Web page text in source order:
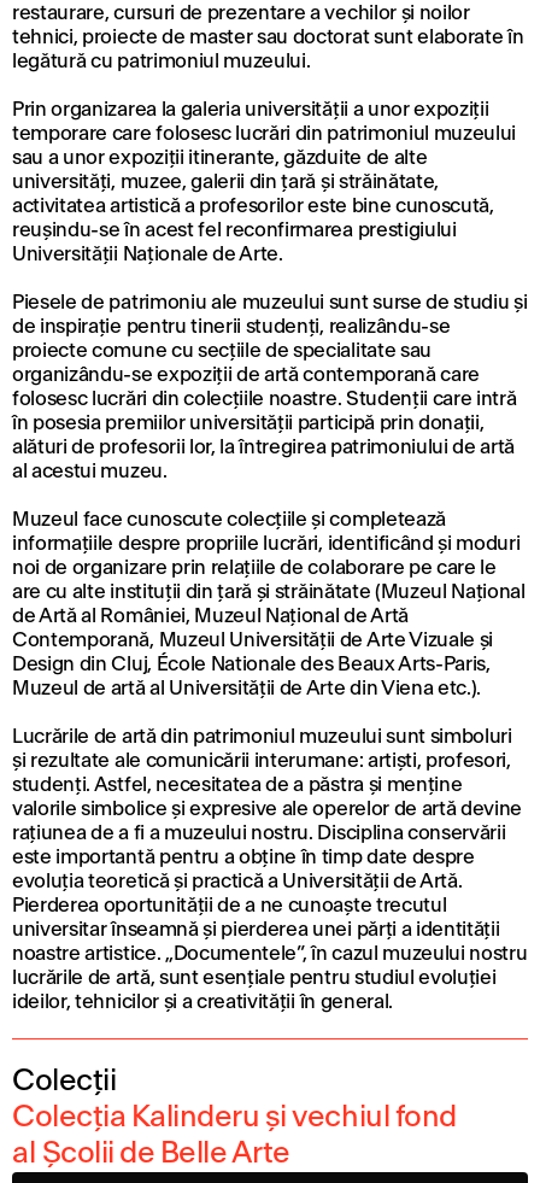
restaurare, cursuri de prezentare a vechilor și noilor
tehnici, proiecte de master sau doctorat sunt elaborate în
legătură cu patrimoniul muzeului.
Prin organizarea la galeria universității a unor expoziții
temporare care folosesc lucrări din patrimoniul muzeului
sau a unor expoziții itinerante, găzduite de alte
universități, muzee, galerii din țară și străinătate,
activitatea artistică a profesorilor este bine cunoscută,
reușindu-se în acest fel reconfirmarea prestigiului
Universității Naționale de Arte.
Piesele de patrimoniu ale muzeului sunt surse de studiu și
de inspirație pentru tinerii studenți, realizându-se
proiecte comune cu secțiile de specialitate sau
organizându-se expoziții de artă contemporană care
folosesc lucrări din colecțiile noastre. Studenții care intră
în posesia premiilor universității participă prin donații,
alături de profesorii lor, la întregirea patrimoniului de artă
al acestui muzeu.
Muzeul face cunoscute colecțiile și completează
informațiile despre propriile lucrări, identificând și moduri
noi de organizare prin relațiile de colaborare pe care le
are cu alte instituții din țară și străinătate (Muzeul Național
de Artă al României, Muzeul Național de Artă
Contemporană, Muzeul Universității de Arte Vizuale și
Design din Cluj, École Nationale des Beaux Arts-Paris,
Muzeul de artă al Universității de Arte din Viena etc.).
Lucrările de artă din patrimoniul muzeului sunt simboluri
și rezultate ale comunicării interumane: artiști, profesori,
studenți. Astfel, necesitatea de a păstra și menține
valorile simbolice și expresive ale operelor de artă devine
rațiunea de a fi a muzeului nostru. Disciplina conservării
este importantă pentru a obține în timp date despre
evoluția teoretică și practică a Universității de Artă.
Pierderea oportunității de a ne cunoaște trecutul
universitar înseamnă și pierderea unei părți a identității
noastre artistice. „Documentele”, în cazul muzeului nostru
lucrările de artă, sunt esențiale pentru studiul evoluției
ideilor, tehnicilor și a creativității în general.
Colecții
Colecția Kalinderu și vechiul fond
al Școlii de Belle Arte